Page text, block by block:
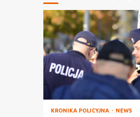
KRONIKA POLICYJNA NEWS